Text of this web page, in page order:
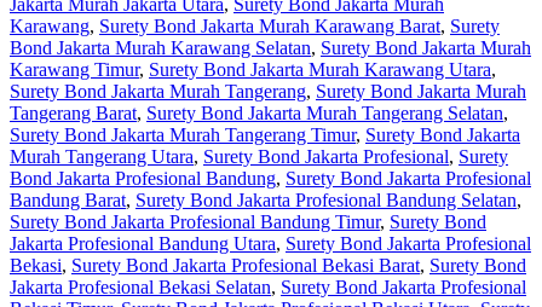
Karawang, Surety Bond Jakarta Murah Karawang Barat, Surety
Bond Jakarta Murah Karawang Selatan, Surety Bond Jakarta Murah
Karawang Timur, Surety Bond Jakarta Murah Karawang Utara,
Surety Bond Jakarta Murah Tangerang, Surety Bond Jakarta Murah
Tangerang Barat, Surety Bond Jakarta Murah Tangerang Selatan,
Surety Bond Jakarta Murah Tangerang Timur, Surety Bond Jakarta
Murah Tangerang Utara, Surety Bond Jakarta Profesional, Surety
Bond Jakarta Profesional Bandung, Surety Bond Jakarta Profesional
Bandung Barat, Surety Bond Jakarta Profesional Bandung Selatan,
Surety Bond Jakarta Profesional Bandung Timur, Surety Bond
Jakarta Profesional Bandung Utara, Surety Bond Jakarta Profesional
Bekasi, Surety Bond Jakarta Profesional Bekasi Barat, Surety Bond
Jakarta Profesional Bekasi Selatan, Surety Bond Jakarta Profesional